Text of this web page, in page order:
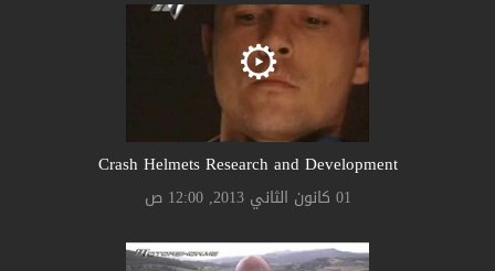
Crash Helmets Research and Development
01 كانون الثاني 2013, 12:00 ص